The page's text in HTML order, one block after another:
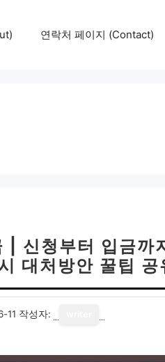
연락처 페이지 (Contact)
| 신청부터 입금까
대처방안 꿀팁 공
11 작성자: